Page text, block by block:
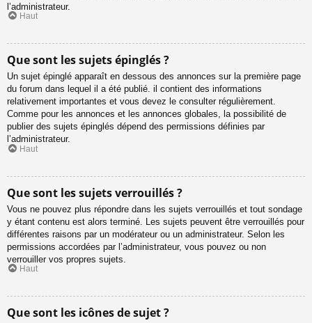
l’administrateur.
Haut
Que sont les sujets épinglés ?
Un sujet épinglé apparaît en dessous des annonces sur la première page
du forum dans lequel il a été publié. il contient des informations
relativement importantes et vous devez le consulter régulièrement.
Comme pour les annonces et les annonces globales, la possibilité de
publier des sujets épinglés dépend des permissions définies par
l’administrateur.
Haut
Que sont les sujets verrouillés ?
Vous ne pouvez plus répondre dans les sujets verrouillés et tout sondage
y étant contenu est alors terminé. Les sujets peuvent être verrouillés pour
différentes raisons par un modérateur ou un administrateur. Selon les
permissions accordées par l’administrateur, vous pouvez ou non
verrouiller vos propres sujets.
Haut
Que sont les icônes de sujet ?